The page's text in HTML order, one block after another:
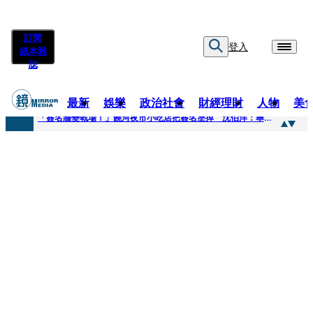
訂閱
紙本雜
誌
登入
最新 娛樂 政治社會 財經理財 人物 美
快訊
「簽名牆變戰場！」饒河夜市小吃店把簽名塗掉 沈伯洋：舉雙手贊成